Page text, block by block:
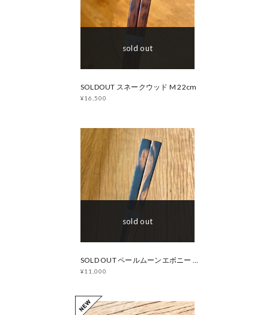
sold out
SOLDOUT スネークウッド M 22cm
¥16,500
sold out
SOLD OUT ペールムーンエボニー M 22cm
¥11,000